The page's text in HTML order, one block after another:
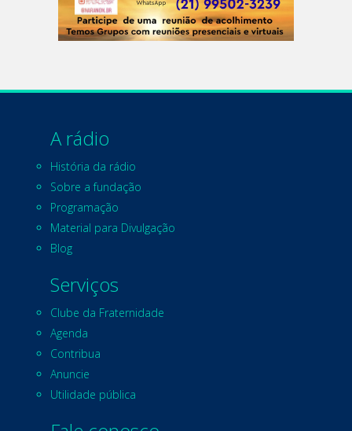
A rádio
História da rádio
Sobre a fundação
Programação
Material para Divulgação
Blog
Serviços
Clube da Fraternidade
Agenda
Contribua
Anuncie
Utilidade pública